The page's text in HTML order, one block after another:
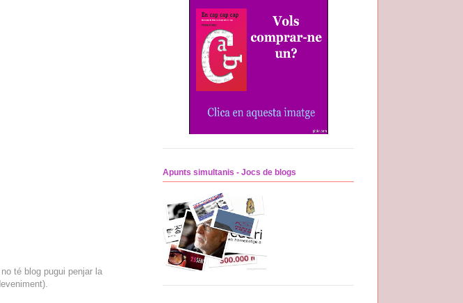
té blog pugui penjar la
Apunts simultanis - Jocs de blogs